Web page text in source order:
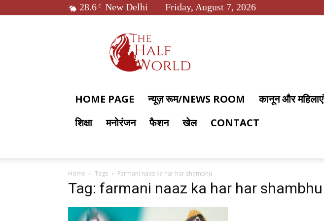
28.6 C New Delhi Friday, August 7, 2026
World
HOME PAGE न्यूज़ रूम/NEWS ROOM कानून और महिलाएं
शिक्षा
मनोरंजन फैशन खेल CONTACT
Home Tags Farmani naaz ka har har shambhu
Tag: farmani naaz ka har har shambhu